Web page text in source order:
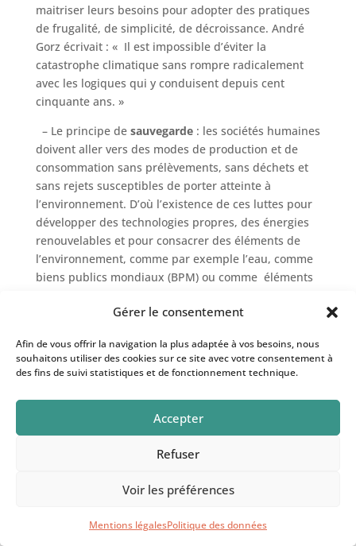
Gérer le consentement
Afin de vous offrir la navigation la plus adaptée à vos besoins, nous
souhaitons utiliser des cookies sur ce site avec votre consentement à
des fins de suivi statistiques et de fonctionnement technique.
Accepter
Refuser
Voir les préférences
Mentions légalesPolitique des données
maitriser leurs besoins pour adopter des pratiques
de frugalité, de simplicité, de décroissance. André
Gorz écrivait : « Il est impossible d’éviter la
catastrophe climatique sans rompre radicalement
avec les logiques qui y conduisent depuis cent
cinquante ans. »
– Le principe de sauvegarde : les sociétés humaines
doivent aller vers des modes de production et de
consommation sans prélèvements, sans déchets et
sans rejets susceptibles de porter atteinte à
l’environnement. D’où l’existence de ces luttes pour
développer des technologies propres, des énergies
renouvelables et pour consacrer des éléments de
l’environnement, comme par exemple l’eau, comme
biens publics mondiaux (BPM) ou comme éléments
signifie aussi que lorsqu’une avancée décisive, sur
un point de protection importante, a été acquise, un
verrou juridique doit être alors posé. Un exemple
significatif est celui du Protocole de Madrid sur
l’Antarctique (1991) qui interdit les recherches
minérales pour cinquante ans. On ne doit pas
revenir en arrière dans la protection. C’est donc ce
nécessité vitale de réduire les atteintes à
convaincre les législateurs, les juges et la société